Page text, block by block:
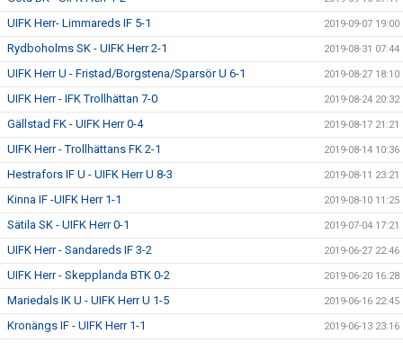
UIFK Herr- Limmareds IF 5-1 2019-09-07 19:00
Rydboholms SK - UIFK Herr 2-1 2019-08-31 07:44
UIFK Herr U - Fristad/Borgstena/Sparsör U 6-1 2019-08-27 18:10
UIFK Herr - IFK Trollhättan 7-0 2019-08-24 20:32
Gällstad FK - UIFK Herr 0-4 2019-08-17 21:21
UIFK Herr - Trollhättans FK 2-1 2019-08-14 10:36
Hestrafors IF U - UIFK Herr U 8-3 2019-08-11 23:21
Kinna IF -UIFK Herr 1-1 2019-08-10 11:25
Sätila SK - UIFK Herr 0-1 2019-07-04 17:21
UIFK Herr - Sandareds IF 3-2 2019-06-27 22:46
UIFK Herr - Skepplanda BTK 0-2 2019-06-20 16:28
Mariedals IK U - UIFK Herr U 1-5 2019-06-16 22:45
Kronängs IF - UIFK Herr 1-1 2019-06-13 23:16